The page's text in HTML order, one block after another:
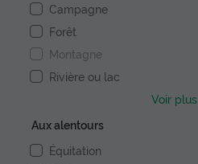
Campagne
Forêt
Montagne
Rivière ou lac
Voir plus
Aux alentours
Équitation